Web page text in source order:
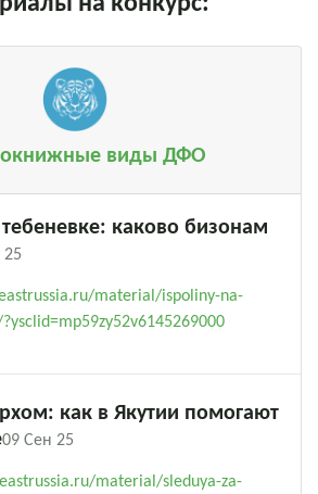
виды ДФО
каково бизонам
25
material/ispoliny-na-
как в Якутии помогают
09 Сен 25
material/sleduya-za-